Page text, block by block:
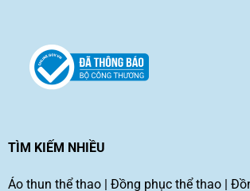
TÌM KIẾM NHIỀU
Áo thun thể thao| Đồng phục thể thao|